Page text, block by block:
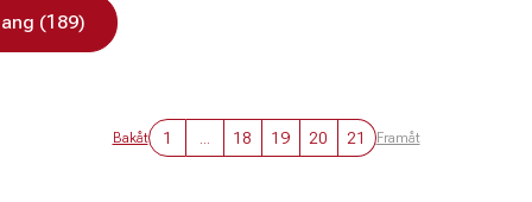
(189)
Bakåt 1 18 19 20 21 Framåt